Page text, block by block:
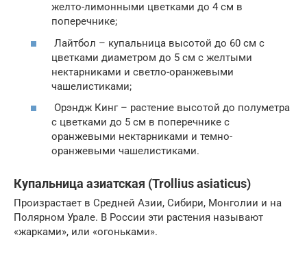
желто-лимонными цветками до 4 см в
поперечнике;
Лайтбол – купальница высотой до 60 см с
цветками диаметром до 5 см с желтыми
нектарниками и светло-оранжевыми
чашелистиками;
Орэндж Кинг – растение высотой до полуметра
с цветками до 5 см в поперечнике с
оранжевыми нектарниками и темно-
оранжевыми чашелистиками.
Купальница азиатская (Trollius asiaticus)
Произрастает в Средней Азии, Сибири, Монголии и на
Полярном Урале. В России эти растения называют
«жарками», или «огоньками».